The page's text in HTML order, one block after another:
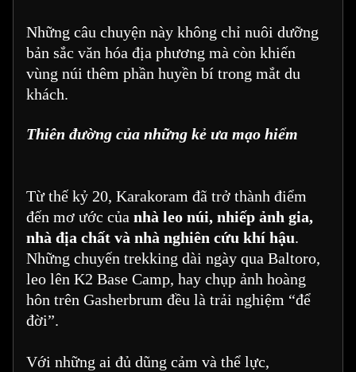
Những câu chuyện này không chỉ nuôi dưỡng
bản sắc văn hóa địa phương mà còn khiến
vùng núi thêm phần huyền bí trong mắt du
khách.
Thiên đường của những kẻ ưa mạo hiểm
Từ thế kỷ 20, Karakoram đã trở thành điểm
đến mơ ước của nhà leo núi, nhiếp ảnh gia,
nhà địa chất và nhà nghiên cứu khí hậu.
Những chuyến trekking dài ngày qua Baltoro,
leo lên K2 Base Camp, hay chụp ảnh hoàng
hôn trên Gasherbrum đều là trải nghiệm “để
đời”.
Với những ai đủ dũng cảm và thể lực,